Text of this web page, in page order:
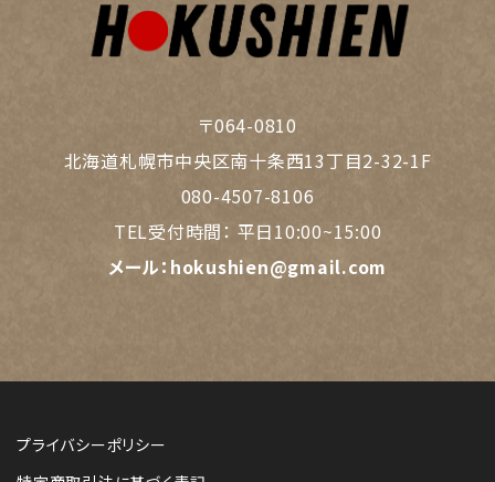
〒064-0810
北海道札幌市中央区南十条西13丁目2-32-1F
080-4507-8106
TEL受付時間： 平日10:00~15:00
メール： hokushien@gmail.com
プライバシーポリシー